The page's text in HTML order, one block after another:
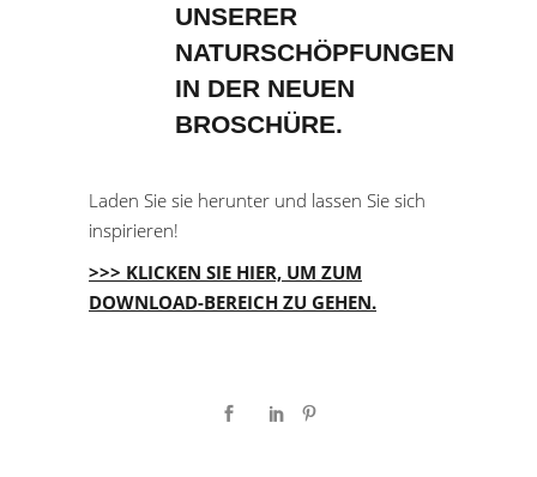
UNSERER
NATURSCHÖPFUNGEN
IN DER NEUEN
BROSCHÜRE.
Laden Sie sie herunter und lassen Sie sich
inspirieren!
>>> KLICKEN SIE HIER, UM ZUM
DOWNLOAD-BEREICH ZU GEHEN.